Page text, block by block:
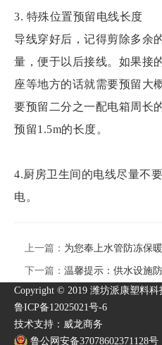
3. 特殊位置预留电线长度
导线穿好后，记得剪除多余
量，便于以后接线。如果接
座等地方的话就需要预留大
要预留二分之一配电箱周长
预留1.5m的长度。
4.厨房卫生间的电线尽量不
电。
上一篇： 为您奉上水管防冻保
下一篇： 温馨提示：供水设施
Copyright © 2019 潍坊派康塑料科
鲁ICP备12025021号-6
技术支持：威龙商务
鲁公网安备37078602371128号